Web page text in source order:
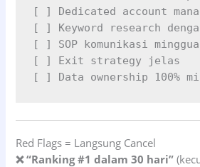
[ ] Dedicated account
[ ] Keyword research
[ ] SOP komunikasi
[ ] Exit strategy jelas
[ ] Data ownership 100%
Red Flags = Langsung Cancel
❌ “Ranking #1 dalam 30 hari”